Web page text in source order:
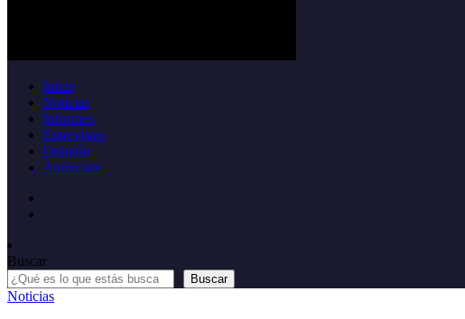
Inicio
Noticias
Informes
Entrevistas
Opinión
Anúnciate
Buscar
Buscar
Noticias